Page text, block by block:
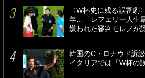
〈W杯史に残る誤審劇
年…「レフェリー人生
嫌われた審判モレノが
韓国のC・ロナウド訴
イタリアでは「W杯の